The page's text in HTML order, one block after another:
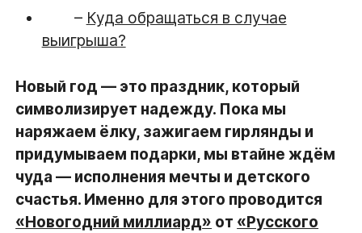
– Куда обращаться в случае
выигрыша?
Новый год — это праздник, который
символизирует надежду. Пока мы
наряжаем ёлку, зажигаем гирлянды и
придумываем подарки, мы втайне ждём
чуда — исполнения мечты и детского
счастья. Именно для этого проводится
«Новогодний миллиард» от «Русского